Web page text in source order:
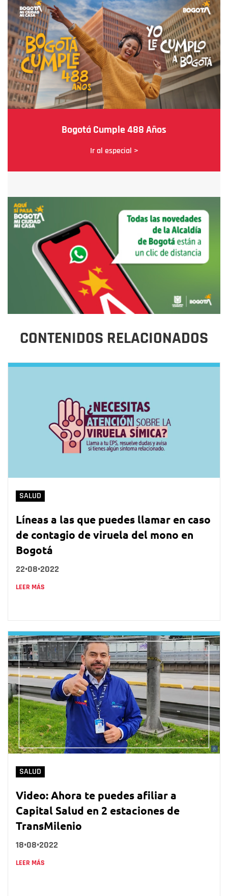
Bogotá Cumple 488 Años
Ir al especial >
CONTENIDOS RELACIONADOS
SALUD
Líneas a las que puedes llamar en caso
de contagio de viruela del mono en
Bogotá
22•08•2022
LEER MÁS
SALUD
Video: Ahora te puedes afiliar a
Capital Salud en 2 estaciones de
TransMilenio
18•08•2022
LEER MÁS